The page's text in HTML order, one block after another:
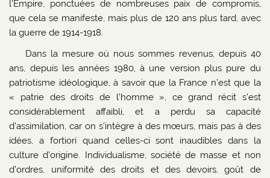
l’Empire, ponctuées de nombreuses paix de compromis,
que cela se manifeste, mais plus de 120 ans plus tard, avec
la guerre de 1914-1918.
Dans la mesure où nous sommes revenus, depuis 40
ans, depuis les années 1980, à une version plus pure du
patriotisme idéologique, à savoir que la France n’est que la
« patrie des droits de l’homme », ce grand récit s’est
considérablement affaibli, et a perdu sa capacité
d’assimilation, car on s’intègre à des mœurs, mais pas à des
idées, a fortiori quand celles-ci sont inaudibles dans la
culture d’origine. Individualisme, société de masse et non
d’ordres, uniformité des droits et des devoirs, goût de